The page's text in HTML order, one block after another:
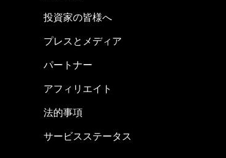
投資家の皆様へ
プレスとメディア
パートナー
アフィリエイト
法的事項
サービスステータス